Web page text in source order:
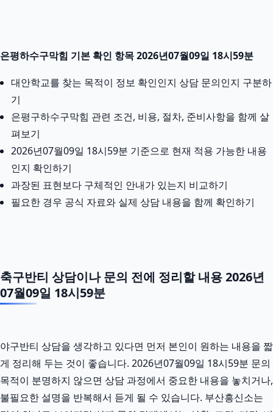
은평하수구막힘 기본 확인 항목 2026년07월09일 18시59분
대안학교를 찾는 목적이 정보 확인인지 상담 문의인지 구분하
기
은평구하수구막힘 관련 조건, 비용, 절차, 준비사항을 함께 살
펴보기
2026년07월09일 18시59분 기준으로 현재 적용 가능한 내용
인지 확인하기
과장된 표현보다 구체적인 안내가 있는지 비교하기
필요한 경우 공식 자료와 실제 상담 내용을 함께 확인하기
축구반티 상담이나 문의 전에 정리할 내용 2026년
07월09일 18시59분
야구반티 상담을 생각하고 있다면 먼저 본인이 원하는 내용을 짧
게 정리해 두는 것이 좋습니다. 2026년07월09일 18시59분 문의
목적이 분명하지 않으면 상담 과정에서 중요한 내용을 놓치거나,
불필요한 설명을 반복해서 듣게 될 수 있습니다. 부산흥신소는